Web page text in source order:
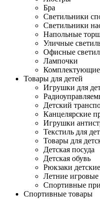
Бра
Светильники
Светильники
Напольные
Уличные
Офисные
Лампочки
Комплектующие
Товары для детей
Игрушки для
Детский
Канцелярские
Игрушки
Текстиль для
Товары для
Детская посуда
Детская обувь
Рюкзаки детские
Летние
Спортивные
Спортивные товары